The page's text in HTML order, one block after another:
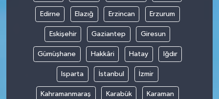
Edirne Elazığ Erzincan Erzurum
Eskişehir Gaziantep Giresun
Gümüşhane Hakkâri Hatay Iğdır
Isparta İstanbul İzmir
Kahramanmaraş Karabük Karaman